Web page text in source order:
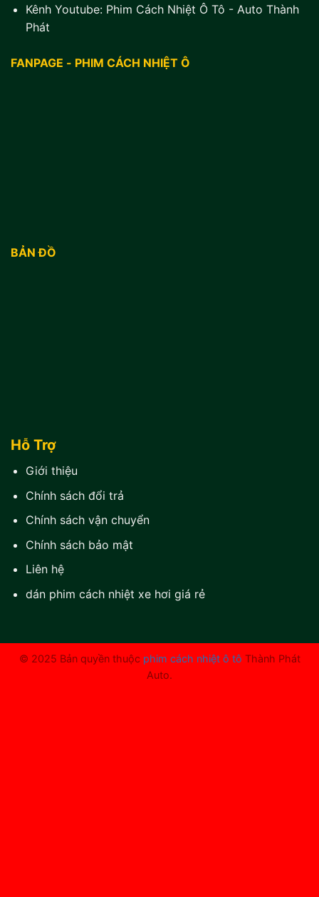
Kênh Youtube: Phim Cách Nhiệt Ô Tô - Auto Thành
Phát
FANPAGE - PHIM CÁCH NHIỆT Ô
BẢN ĐỒ
Hỗ Trợ
Giới thiệu
Chính sách đổi trả
Chính sách vận chuyển
Chính sách bảo mật
Liên hệ
dán phim cách nhiệt xe hơi giá rẻ
© 2025 Bản quyền thuộc phim cách nhiệt ô tô Thành Phát
Auto.